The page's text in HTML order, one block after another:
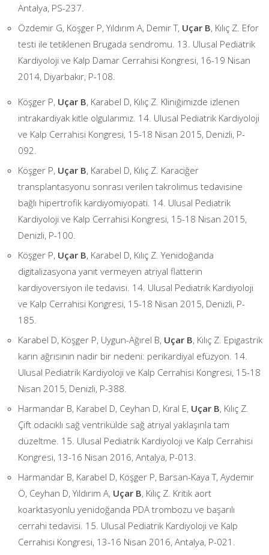
Antalya, PS-237.
Özdemir G, Köşger P, Yıldırım A, Demir T, Uçar B, Kılıç Z. Efor
testi ile tetiklenen Brugada sendromu. 13. Ulusal Pediatrik
Kardiyoloji ve Kalp Damar Cerrahisi Kongresi, 16-19 Nisan
2014, Diyarbakır, P-108.
Köşger P, Uçar B, Karabel D, Kılıç Z. Kliniğimizde izlenen
intrakardiyak kitle olgularımız. 14. Ulusal Pediatrik Kardiyoloji
ve Kalp Cerrahisi Kongresi, 15-18 Nisan 2015, Denizli, P-
092.
Köşger P, Uçar B, Karabel D, Kılıç Z. Karaciğer
transplantasyonu sonrası verilen takrolimus tedavisine
bağlı hipertrofik kardiyomiyopati. 14. Ulusal Pediatrik
Kardiyoloji ve Kalp Cerrahisi Kongresi, 15-18 Nisan 2015,
Denizli, P-100.
Köşger P, Uçar B, Karabel D, Kılıç Z. Yenidoğanda
digitalizasyona yanıt vermeyen atriyal flatterin
kardiyoversiyon ile tedavisi. 14. Ulusal Pediatrik Kardiyoloji
ve Kalp Cerrahisi Kongresi, 15-18 Nisan 2015, Denizli, P-
185.
Karabel D, Köşger P, Uygun-Ağırel B, Uçar B, Kılıç Z. Epigastrik
karın ağrısının nadir bir nedeni: perikardiyal efüzyon. 14.
Ulusal Pediatrik Kardiyoloji ve Kalp Cerrahisi Kongresi, 15-18
Nisan 2015, Denizli, P-388.
Harmandar B, Karabel D, Ceyhan D, Kıral E, Uçar B, Kılıç Z.
Çift odacıklı sağ ventrikülde sağ atriyal yaklaşınla tam
düzeltme. 15. Ulusal Pediatrik Kardiyoloji ve Kalp Cerrahisi
Kongresi, 13-16 Nisan 2016, Antalya, P-013.
Harmandar B, Karabel D, Köşger P, Barsan-Kaya T, Aydemir
Ö, Ceyhan D, Yıldırım A, Uçar B, Kılıç Z. Kritik aort
koarktasyonlu yenidoğanda PDA trombozu ve başarılı
cerrahi tedavisi. 15. Ulusal Pediatrik Kardiyoloji ve Kalp
Cerrahisi Kongresi, 13-16 Nisan 2016, Antalya, P-021.